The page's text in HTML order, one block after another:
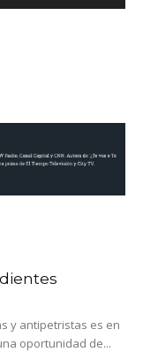
y antipetristas es en
oportunidad de...